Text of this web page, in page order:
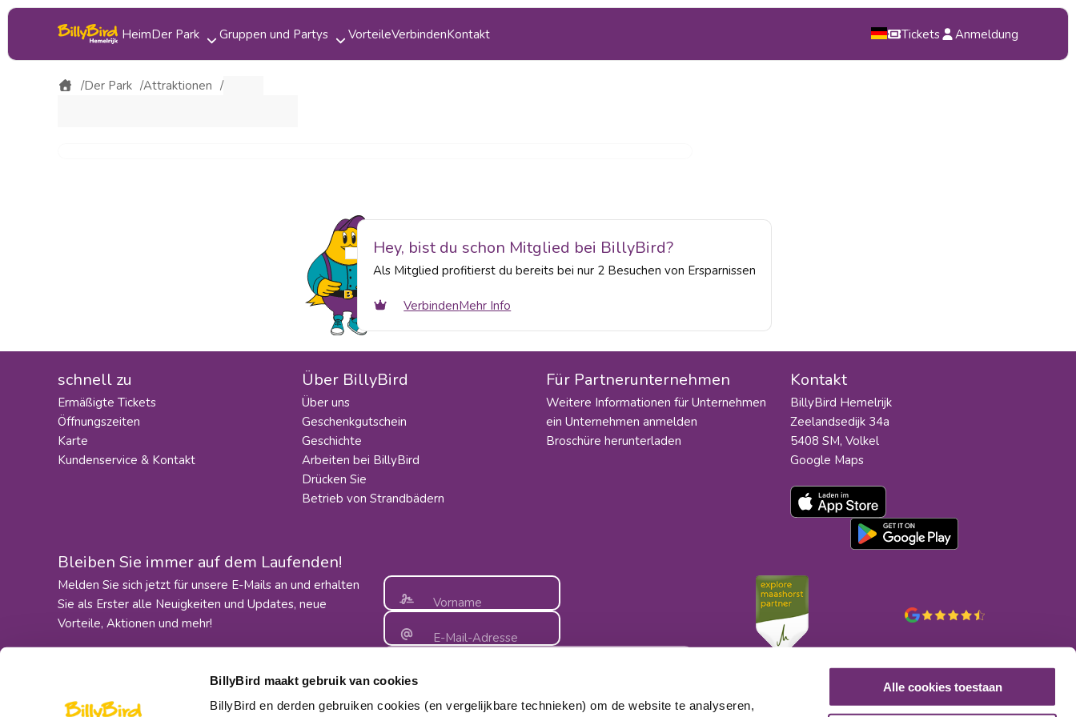
BillyBird maakt gebruik van cookies
BillyBird en derden gebruiken cookies (en vergelijkbare technieken) om de website te analyseren,
Alle cookies toestaan
HeimDer Park
Attraktionen
Gruppen und Partys
Kinderparty
VorteileVerbindenKontakt Tickets Anmeldung
Der Park Attraktionen
Hey, bist du schon Mitglied bei BillyBird?
Als Mitglied profitierst du bereits bei nur 2 Besuchen von Ersparnissen
VerbindenMehr Info
schnell zu
Ermäßigte Tickets
Öffnungszeiten
Karte
Kundenservice & Kontakt
Über BillyBird
Über uns
Geschenkgutschein
Geschichte
Arbeiten bei BillyBird
Drücken Sie
Betrieb von Strandbädern
Für Partnerunternehmen
Weitere Informationen für Unternehmen
ein Unternehmen anmelden
Broschüre herunterladen
Kontakt
BillyBird Hemelrijk
Zeelandsedijk 34a
5408 SM, Volkel
Google Maps
Bleiben Sie immer auf dem Laufenden!
Melden Sie sich jetzt für unsere E-Mails an und erhalten
Sie als Erster alle Neuigkeiten und Updates, neue
Vorteile, Aktionen und mehr!
Vorname
E-Mail-Adresse
billy@billybird.nl
haben einen häufigen Fehler gefunden: